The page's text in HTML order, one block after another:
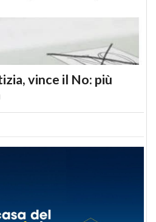
vince il No: più